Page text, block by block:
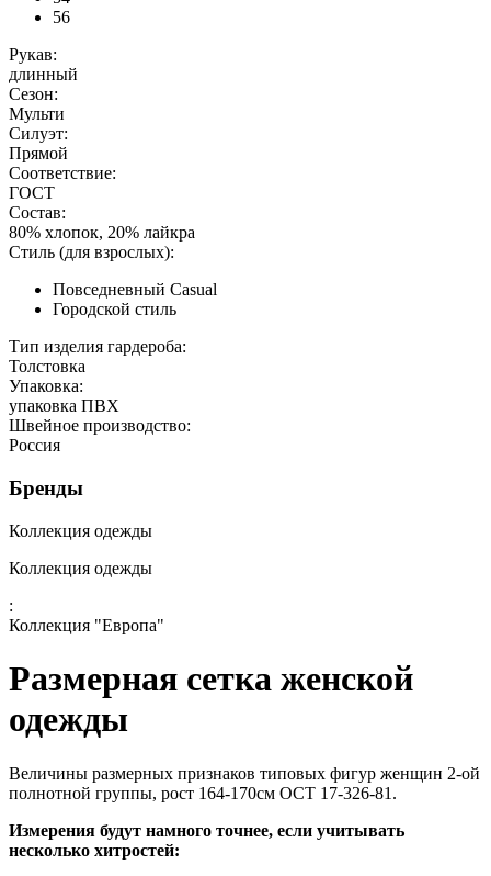
56
Рукав:
длинный
Сезон:
Мульти
Силуэт:
Прямой
Соответствие:
ГОСТ
Состав:
80% хлопок, 20% лайкра
Стиль (для взрослых):
Повседневный Casual
Городской стиль
Тип изделия гардероба:
Толстовка
Упаковка:
упаковка ПВХ
Швейное производство:
Россия
Бренды
Коллекция одежды
Коллекция одежды
:
Коллекция "Европа"
Размерная сетка женской
одежды
Величины размерных признаков типовых фигур женщин 2-ой
полнотной группы, рост 164-170см ОСТ 17-326-81.
Измерения будут намного точнее, если учитывать
несколько хитростей: